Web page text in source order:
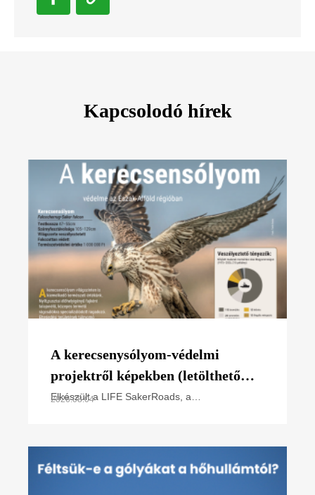
Kapcsolodó hírek
A kerecsenysólyom-védelmi
projektről képekben (letölthető
poszter)
Elkészült a LIFE SakerRoads, a
2026.08.04